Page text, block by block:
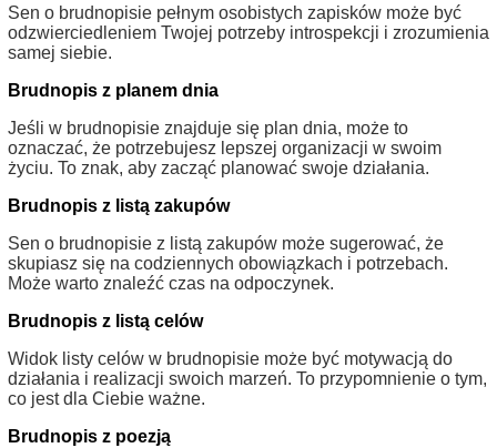
Sen o brudnopisie pełnym osobistych zapisków może być
odzwierciedleniem Twojej potrzeby introspekcji i zrozumienia
samej siebie.
Brudnopis z planem dnia
Jeśli w brudnopisie znajduje się plan dnia, może to
oznaczać, że potrzebujesz lepszej organizacji w swoim
życiu. To znak, aby zacząć planować swoje działania.
Brudnopis z listą zakupów
Sen o brudnopisie z listą zakupów może sugerować, że
skupiasz się na codziennych obowiązkach i potrzebach.
Może warto znaleźć czas na odpoczynek.
Brudnopis z listą celów
Widok listy celów w brudnopisie może być motywacją do
działania i realizacji swoich marzeń. To przypomnienie o tym,
co jest dla Ciebie ważne.
Brudnopis z poezją